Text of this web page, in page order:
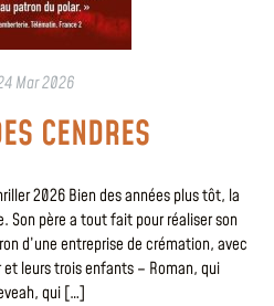
Mar 2026
CENDRES
2026 Bien des années plus tôt, la
Son père a tout fait pour réaliser son
d’une entreprise de crémation, avec
et leurs trois enfants – Roman, qui
qui […]